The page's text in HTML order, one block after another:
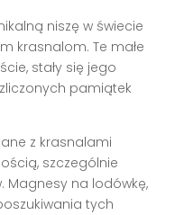
niszę w świecie
krasnalom. Te małe
stały się jego
pamiątek
z krasnalami
szczególnie
Magnesy na lodówkę,
tych